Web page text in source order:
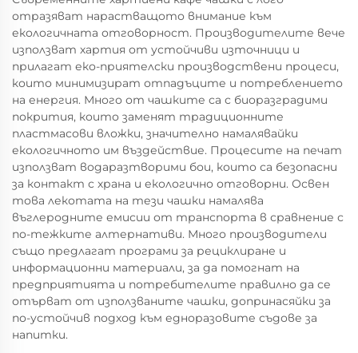
отразяват нарастващото внимание към
екологичната отговорност. Производителите вече
използват хартия от устойчиви източници и
прилагат еко-приятелски производствени процеси,
които минимизират отпадъците и потреблението
на енергия. Много от чашките са с биоразградими
покрития, които заменят традиционните
пластмасови вложки, значително намалявайки
екологичното им въздействие. Процесите на печат
използват водаразтворими бои, които са безопасни
за контакт с храна и екологично отговорни. Освен
това лекотата на тези чашки намалява
въглеродните емисии от транспорта в сравнение с
по-тежките алтернативи. Много производители
също предлагат програми за рециклиране и
информационни материали, за да помогнат на
предприятията и потребителите правилно да се
отърват от използваните чашки, допринасяйки за
по-устойчив подход към едноразовите съдове за
напитки.